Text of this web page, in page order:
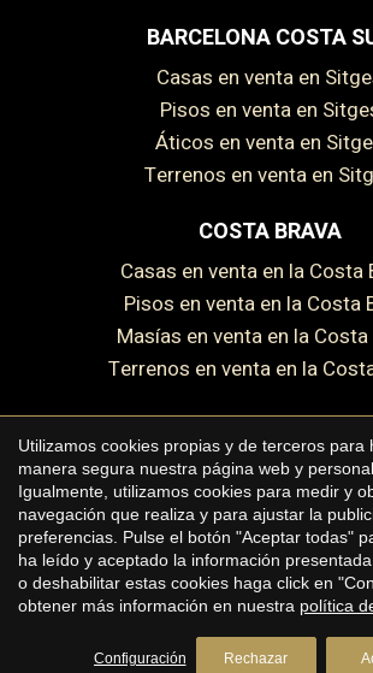
BARCELONA COSTA
Casas en venta en
Pisos en venta en
Áticos en venta en
Terrenos en venta en
COSTA BRAVA
Casas en venta en la Costa
Pisos en venta en la Costa
Masías en venta en la
Terrenos en venta en la
Copyright © 2026 Premium
Aviso legal
Política de privacidad
Política de cookies
byiEstrategic
Utilizamos cookies propias y de terceros para
manera segura nuestra página web y
Igualmente, utilizamos cookies para medir y
navegación que realiza y para ajustar la
preferencias. Pulse el botón "Aceptar todas"
ha leído y aceptado la información
o deshabilitar estas cookies haga click en
obtener más información en nuestra política
Configuración Rechazar